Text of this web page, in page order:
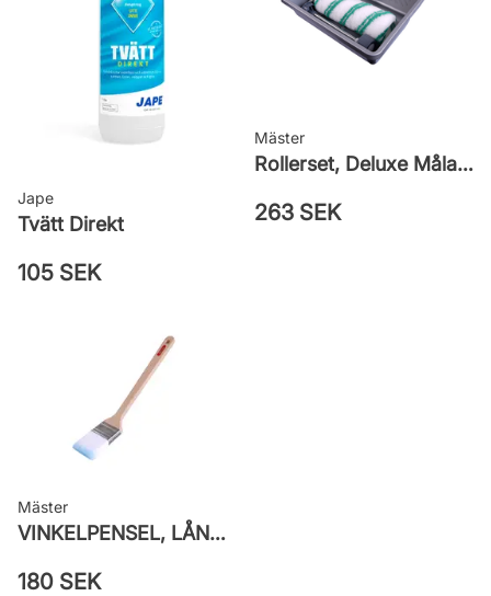
Jape
Tvätt Direkt
105 SEK
Mäster
Rollerset, Deluxe Måla Vägg
263 SEK
Mäster
VINKELPENSEL, LÅNG, SUPERIOR PRO ICE BLUE
180 SEK